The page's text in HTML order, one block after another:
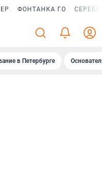
ФОНТАНКА ГО
в Петербурге